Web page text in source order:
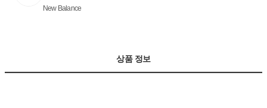
New Balance
상품 정보